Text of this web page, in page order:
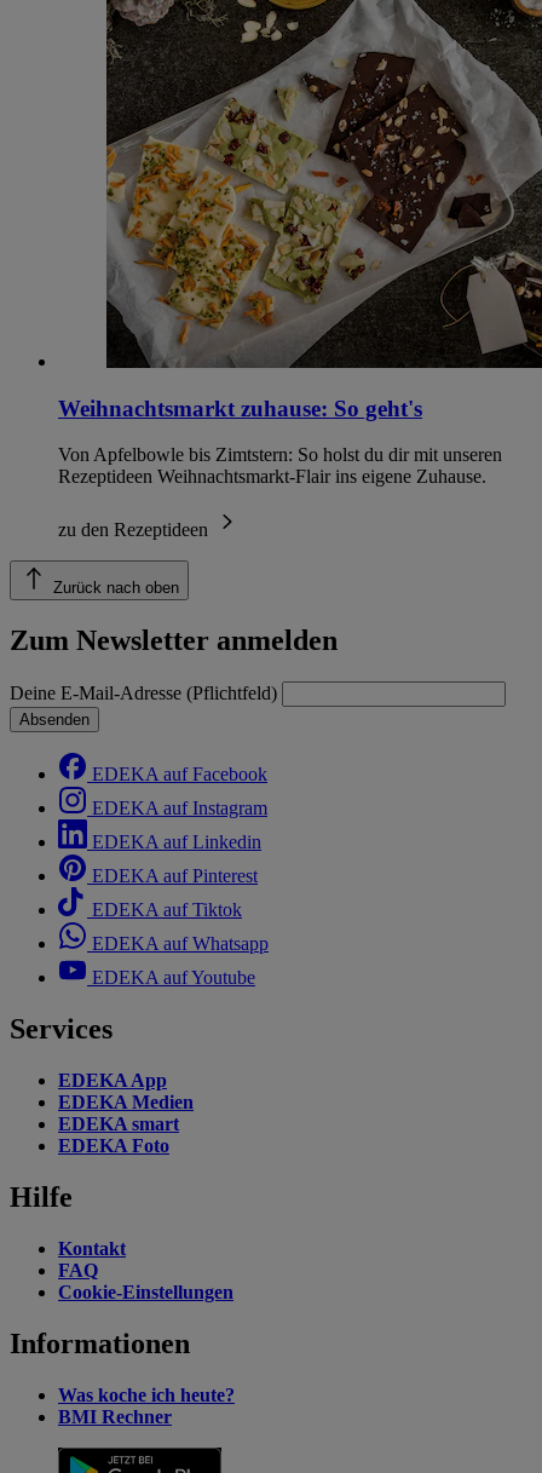
Weihnachtsmarkt zuhause: So geht's
Von Apfelbowle bis Zimtstern: So holst du dir mit unseren
Rezeptideen Weihnachtsmarkt-Flair ins eigene Zuhause.
zu den Rezeptideen
Zurück nach oben
Zum Newsletter anmelden
Deine E-Mail-Adresse (Pflichtfeld)
Absenden
EDEKA auf Facebook
EDEKA auf Instagram
EDEKA auf Linkedin
EDEKA auf Pinterest
EDEKA auf Tiktok
EDEKA auf Whatsapp
EDEKA auf Youtube
Services
EDEKA App
EDEKA Medien
EDEKA smart
EDEKA Foto
Hilfe
Kontakt
FAQ
Cookie-Einstellungen
Informationen
Was koche ich heute?
BMI Rechner